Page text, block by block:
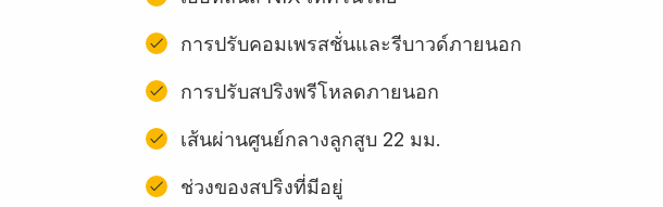
การปรับคอมเพรสชั่นและรีบาวด์ภายนอก
การปรับสปริงพรีโหลดภายนอก
เส้นผ่านศูนย์กลางลูกสูบ 22 มม.
ช่วงของสปริงที่มีอยู่